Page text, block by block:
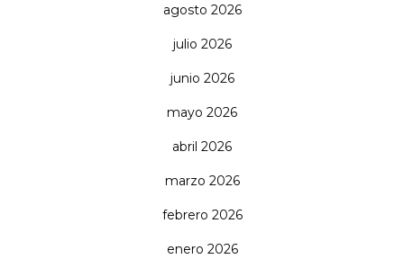
agosto 2026
julio 2026
junio 2026
mayo 2026
abril 2026
marzo 2026
febrero 2026
enero 2026